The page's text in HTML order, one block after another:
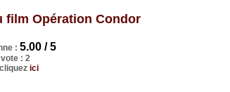
film Opération Condor
: 5.00 / 5
: 2
ici